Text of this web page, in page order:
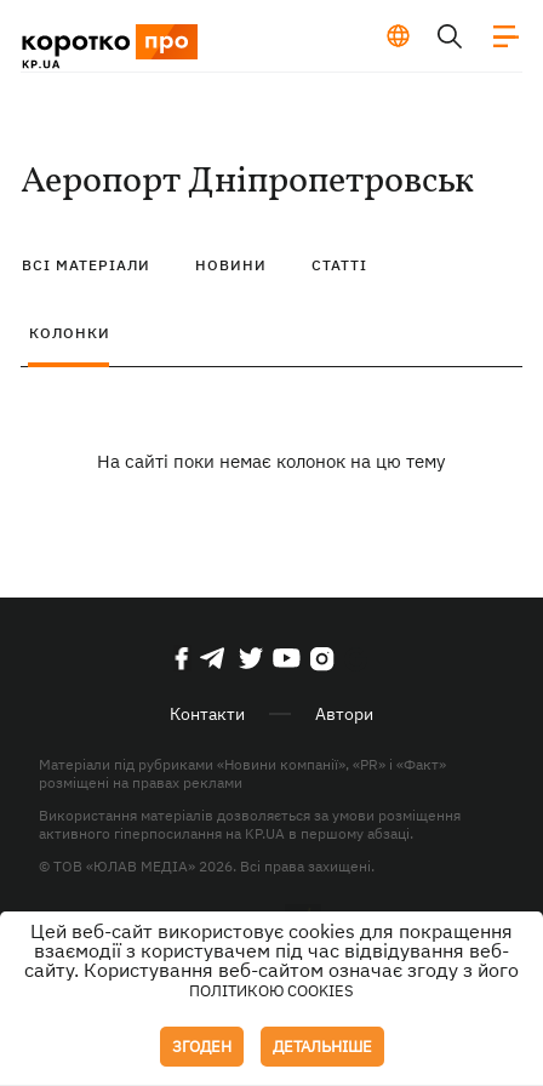
Аеропорт Дніпропетровськ
ВСІ МАТЕРІАЛИ НОВИНИ СТАТТІ
КОЛОНКИ
На сайті поки немає колонок на цю тему
Контакти Автори
Матеріали під рубриками «Новини компанії», «PR» і «Факт»
розміщені на правах реклами
Використання матеріалів дозволяється за умови розміщення
активного гіперпосилання на KP.UA в першому абзаці.
© ТОВ «ЮЛАВ МЕДІА» 2026. Всі права захищені.
Дизайн
Цей веб-сайт використовує cookies для покращення
взаємодії з користувачем під час відвідування веб-
сайту. Користування веб-сайтом означає згоду з його
ПОЛІТИКОЮ COOKIES
ЗГОДЕН ДЕТАЛЬНІШЕ